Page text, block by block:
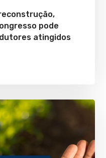
pode
atingidos